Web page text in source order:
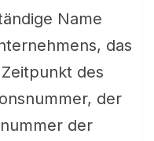
Name
das
des
der
der